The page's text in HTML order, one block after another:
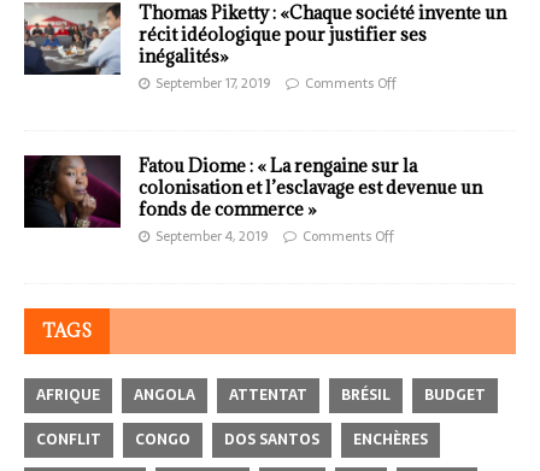
Thomas Piketty : «Chaque société invente un
récit idéologique pour justifier ses
inégalités»
September 17, 2019 Comments Off
Fatou Diome : « La rengaine sur la
colonisation et l’esclavage est devenue un
fonds de commerce »
September 4, 2019 Comments Off
TAGS
AFRIQUE ANGOLA ATTENTAT BRÉSIL
BUDGET
CONFLIT
CONGO DOS SANTOS ENCHÈRES